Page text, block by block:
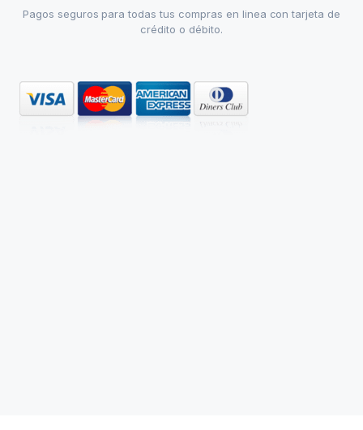
Pagos seguros para todas tus compras en linea con tarjeta de
crédito o débito.